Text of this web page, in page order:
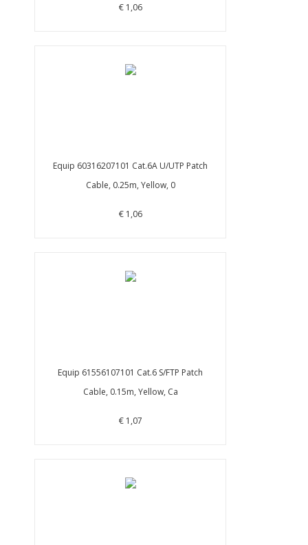
€ 1,06
Equip 60316207101 Cat.6A U/UTP Patch
Cable, 0.25m, Yellow, 0
€ 1,06
Equip 61556107101 Cat.6 S/FTP Patch
Cable, 0.15m, Yellow, Ca
€ 1,07